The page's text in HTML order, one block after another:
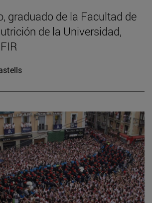
graduado de la Facultad de
de la Universidad,